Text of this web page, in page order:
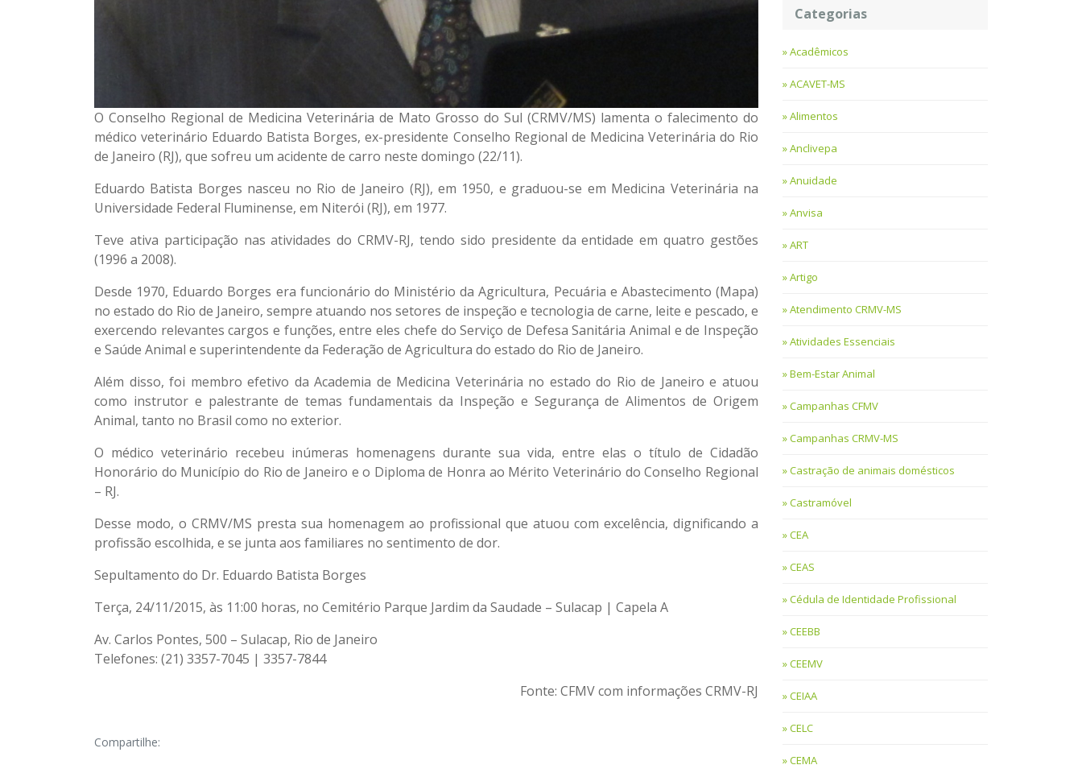
O Conselho Regional de Medicina Veterinária de Mato Grosso do Sul (CRMV/MS) lamenta o falecimento do
médico veterinário Eduardo Batista Borges, ex-presidente Conselho Regional de Medicina Veterinária do Rio
de Janeiro (RJ), que sofreu um acidente de carro neste domingo (22/11).
Eduardo Batista Borges nasceu no Rio de Janeiro (RJ), em 1950, e graduou-se em Medicina Veterinária na
Universidade Federal Fluminense, em Niterói (RJ), em 1977.
Teve ativa participação nas atividades do CRMV-RJ, tendo sido presidente da entidade em quatro gestões
(1996 a 2008).
Desde 1970, Eduardo Borges era funcionário do Ministério da Agricultura, Pecuária e Abastecimento (Mapa)
no estado do Rio de Janeiro, sempre atuando nos setores de inspeção e tecnologia de carne, leite e pescado, e
exercendo relevantes cargos e funções, entre eles chefe do Serviço de Defesa Sanitária Animal e de Inspeção
e Saúde Animal e superintendente da Federação de Agricultura do estado do Rio de Janeiro.
Além disso, foi membro efetivo da Academia de Medicina Veterinária no estado do Rio de Janeiro e atuou
como instrutor e palestrante de temas fundamentais da Inspeção e Segurança de Alimentos de Origem
Animal, tanto no Brasil como no exterior.
O médico veterinário recebeu inúmeras homenagens durante sua vida, entre elas o título de Cidadão
Honorário do Município do Rio de Janeiro e o Diploma de Honra ao Mérito Veterinário do Conselho Regional
– RJ.
Desse modo, o CRMV/MS presta sua homenagem ao profissional que atuou com excelência, dignificando a
profissão escolhida, e se junta aos familiares no sentimento de dor.
Sepultamento do Dr. Eduardo Batista Borges
Terça, 24/11/2015, às 11:00 horas, no Cemitério Parque Jardim da Saudade – Sulacap | Capela A
Av. Carlos Pontes, 500 – Sulacap, Rio de Janeiro
Telefones: (21) 3357-7045 | 3357-7844
Fonte: CFMV com informações CRMV-RJ
Compartilhe:
Categorias
Acadêmicos
ACAVET-MS
Alimentos
Anclivepa
Anuidade
Anvisa
ART
Artigo
Atendimento CRMV-MS
Atividades Essenciais
Bem-Estar Animal
Campanhas CFMV
Campanhas CRMV-MS
Castração de animais domésticos
Castramóvel
CEA
CEAS
Cédula de Identidade Profissional
CEEBB
CEEMV
CEIAA
CELC
CEMA